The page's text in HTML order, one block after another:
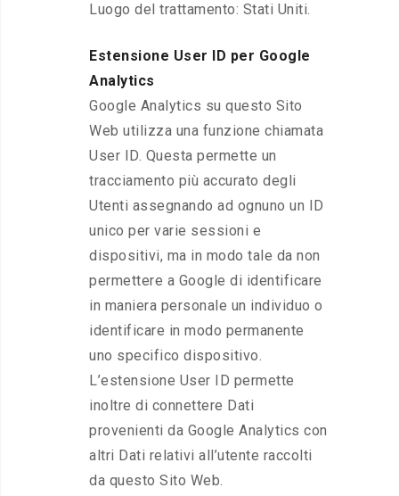
Luogo del trattamento: Stati Uniti.
Estensione User ID per Google
Analytics
Google Analytics su questo Sito
Web utilizza una funzione chiamata
User ID. Questa permette un
tracciamento più accurato degli
Utenti assegnando ad ognuno un ID
unico per varie sessioni e
dispositivi, ma in modo tale da non
permettere a Google di identificare
in maniera personale un individuo o
identificare in modo permanente
uno specifico dispositivo.
L’estensione User ID permette
inoltre di connettere Dati
provenienti da Google Analytics con
altri Dati relativi all’utente raccolti
da questo Sito Web.